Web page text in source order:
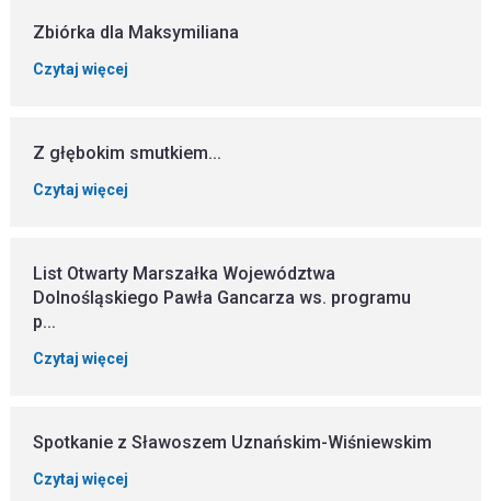
Zbiórka dla Maksymiliana
Czytaj więcej
Z głębokim smutkiem...
Czytaj więcej
List Otwarty Marszałka Województwa
Dolnośląskiego Pawła Gancarza ws. programu
p...
Czytaj więcej
Spotkanie z Sławoszem Uznańskim-Wiśniewskim
Czytaj więcej